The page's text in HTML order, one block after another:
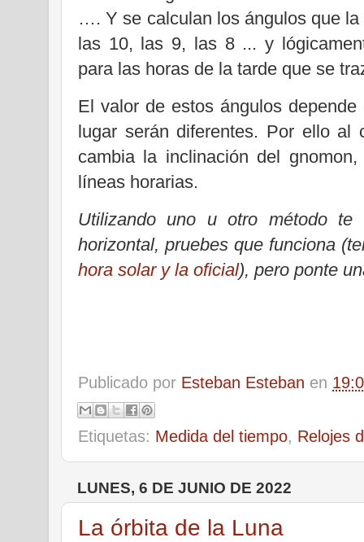
…. Y se calculan los ángulos que
las 10, las 9, las 8 ... y
para las horas de la tarde que se
El valor de estos ángulos
lugar serán diferentes. Por ello al
cambia la inclinación del
líneas horarias.
Utilizando uno u otro método
horizontal, pruebes que funciona
hora solar y la oficial), pero ponte
Publicado por Esteban Esteban en
Etiquetas: Medida del tiempo, Relojes
LUNES, 6 DE JUNIO DE 2022
La órbita de la Luna